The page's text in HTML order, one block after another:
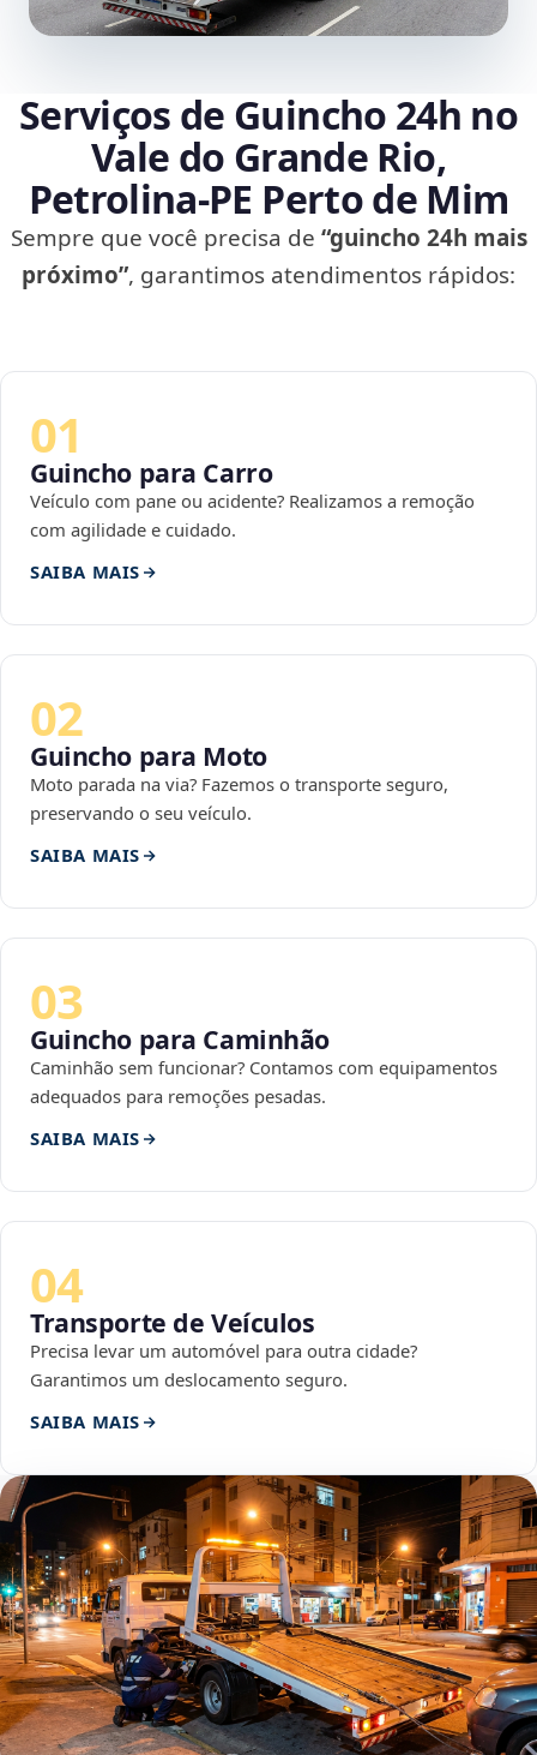
Serviços de Guincho 24h no
Vale do Grande Rio,
Petrolina‑PE Perto de Mim
Sempre que você precisa de “guincho 24h mais
próximo”, garantimos atendimentos rápidos:
01
Guincho para Carro
Veículo com pane ou acidente? Realizamos a remoção
com agilidade e cuidado.
SAIBA MAIS
02
Guincho para Moto
Moto parada na via? Fazemos o transporte seguro,
preservando o seu veículo.
SAIBA MAIS
03
Guincho para Caminhão
Caminhão sem funcionar? Contamos com equipamentos
adequados para remoções pesadas.
SAIBA MAIS
04
Transporte de Veículos
Precisa levar um automóvel para outra cidade?
Garantimos um deslocamento seguro.
SAIBA MAIS